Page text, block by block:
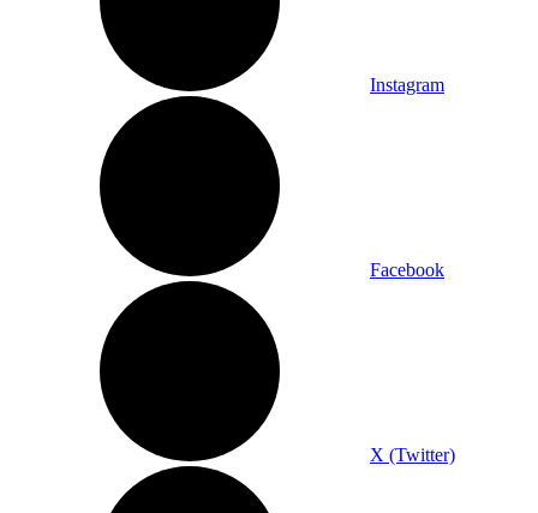
Instagram
Facebook
X (Twitter)